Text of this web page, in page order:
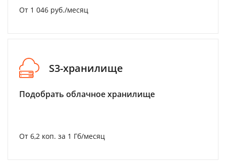
От 1 046 руб./месяц
S3-хранилище
Подобрать облачное хранилище
От 6,2 коп. за 1 Гб/месяц